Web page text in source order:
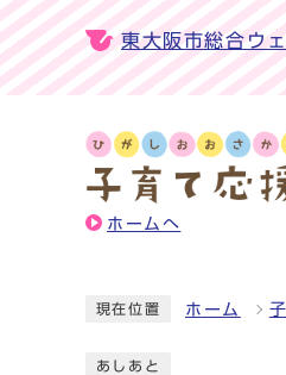
東大阪市総合ウ
ホームへ
現在位置 ホーム
あしあと